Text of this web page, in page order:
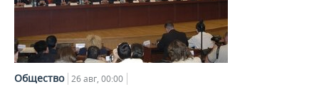
Общество 26 авг, 00:00